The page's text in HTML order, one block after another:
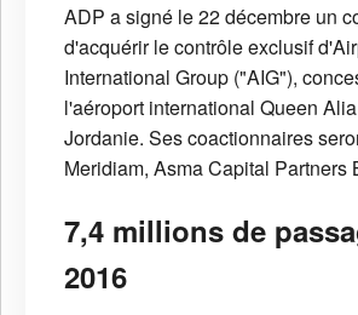
ADP a signé le 22 décembre un
d'acquérir le contrôle exclusif
International Group ("AIG"),
l'aéroport international Queen
Jordanie. Ses coactionnaires
Meridiam, Asma Capital Partners
7,4 millions de
2016